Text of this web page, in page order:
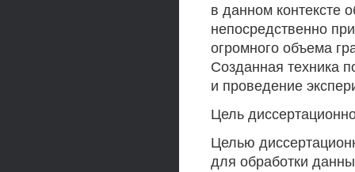
в данном контексте
непосредственно
огромного объема
Созданная техника
и проведение
Цель
Целью
для обработки